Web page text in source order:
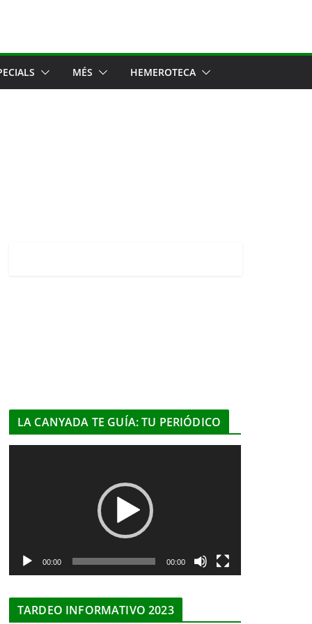
MÉS HEMEROTECA
LA CANYADA TE GUÍA: TU PERIÓDICO
c
00:00 00:00
TARDEO INFORMATIVO 2023